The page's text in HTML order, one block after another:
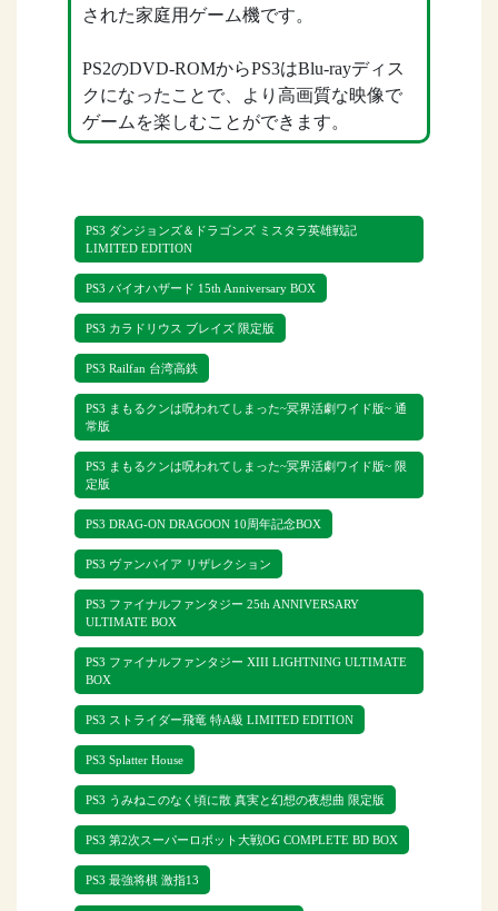
された家庭用ゲーム機です。
PS2のDVD-ROMからPS3はBlu-rayディス
クになったことで、より高画質な映像で
ゲームを楽しむことができます。
いたPS3ですが、発売まもなくして部材調
達や生産コストの問題、競合他社から発
売された新型ハードウェアの登場で、こ
れまで発売されたプレイステーションシ
リーズの本体の中でも特に厳しい時代を
生きてきたゲーム機です。
PS3本体は、2017年で生産終了となりソフ
トも2018年9月に発売された「FIFA 19」
を最後に国内での開発は終了となってい
ます。
PS3のソフトは、今でも人気の高いソフト
やマニアックなソフトなど様々で、現在
生産も行っていないので、一部のPS3ソフ
トは高額のお値段がつくものもでてきて
います。
そんな人気シリーズのPS3のソフトをリト
ルゲージでは高価買取を行っておりま
す。
未開封品はもちろんのこと開封品やパッ
ケージがない状態でもお買取可能です。
また、ソフト以外にも、PS3本体や周辺機
PS3 ダンジョンズ＆ドラゴンズ ミスタラ英雄戦記
LIMITED EDITION
PS3 バイオハザード 15th Anniversary BOX
PS3 カラドリウス ブレイズ 限定版
PS3 Railfan 台湾高鉄
PS3 まもるクンは呪われてしまった~冥界活劇ワイド版~ 通
常版
PS3 まもるクンは呪われてしまった~冥界活劇ワイド版~ 限
定版
PS3 DRAG-ON DRAGOON 10周年記念BOX
PS3 ヴァンパイア リザレクション
PS3 ファイナルファンタジー 25th ANNIVERSARY
ULTIMATE BOX
PS3 ファイナルファンタジー XIII LIGHTNING ULTIMATE
BOX
PS3 ストライダー飛竜 特A級 LIMITED EDITION
PS3 Splatter House
PS3 うみねこのなく頃に散 真実と幻想の夜想曲 限定版
PS3 第2次スーパーロボット大戦OG COMPLETE BD BOX
PS3 最強将棋 激指13